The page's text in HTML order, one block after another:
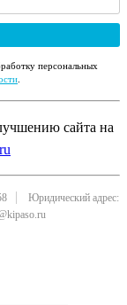
персональных
сайта на
Юридический адрес: